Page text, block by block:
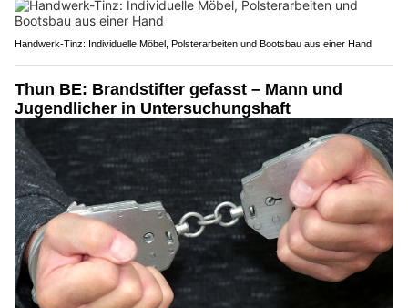
Handwerk-Tinz: Individuelle Möbel, Polsterarbeiten und Bootsbau aus einer Hand
Thun BE: Brandstifter gefasst – Mann und
Jugendlicher in Untersuchungshaft